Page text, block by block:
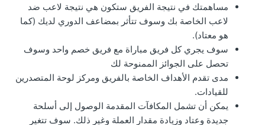
مساهمتك في نتيجة الفريق ستكون هي نتيجة لاعب ضد
لاعب الخاصة بك وسوف تتأثر بمضاعف الدوري لديك (كما
هو معتاد).
سوف يجري كل فريق مباراة مع فريق خصم واحد وسوف
تحصل على الجوائز الممنوحة لك
مدى تقدم الأهداف الخاصة بالفريق ومركز لوحة المتصدرين
للقيادات.
يمكن أن تشمل المكافآت المقدمة الوصول إلى أسلحة
جديدة وعتاد وزيادة مقدار العملة وغير ذلك. سوف تتغير